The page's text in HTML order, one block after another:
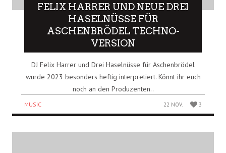
FELIX HARRER UND NEUE DREI
HASELNÜSSE FÜR
ASCHENBRÖDEL TECHNO-
VERSION
DJ Felix Harrer und Drei Haselnüsse für Aschenbrödel
wurde 2023 besonders heftig interpretiert. Könnt ihr euch
noch an den Produzenten..
MUSIC 22 NOV. 3